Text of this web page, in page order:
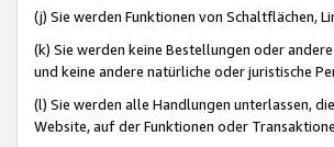
(j) Sie werden Funktionen von Schaltflächen,
(k) Sie werden keine Bestellungen oder
und keine andere natürliche oder juristische
(l) Sie werden alle Handlungen unterlassen,
Website, auf der Funktionen oder